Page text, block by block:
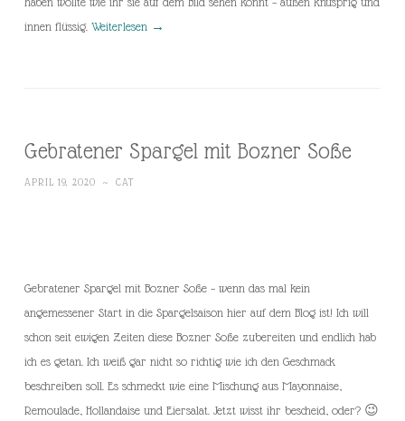
innen flüssig. Weiterlesen →
Gebratener Spargel mit Bozner Soße
APRIL 19, 2020 ~ CAT
Gebratener Spargel mit Bozner Soße – wenn das mal kein
angemessener Start in die Spargelsaison hier auf dem Blog ist! Ich will
schon seit ewigen Zeiten diese Bozner Soße zubereiten und endlich hab
ich es getan. Ich weiß gar nicht so richtig wie ich den Geschmack
beschreiben soll. Es schmeckt wie eine Mischung aus Mayonnaise,
Remoulade, Hollandaise und Eiersalat. Jetzt wisst ihr bescheid, oder? 😉